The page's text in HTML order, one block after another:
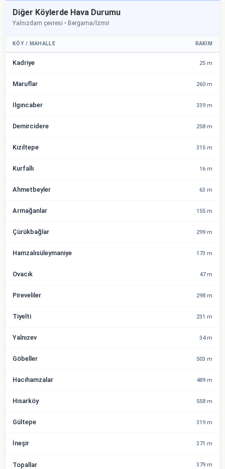
Diğer Köylerde Hava Durumu
Yalnızdam çevresi • Bergama/İzmir
KÖY / MAHALLE RAKIM
Kadriye 25 m
Maruflar 260 m
Ilgıncaber 339 m
Demircidere 258 m
Kızıltepe 315 m
Kurfallı 16 m
Ahmetbeyler 63 m
Armağanlar 155 m
Çürükbağlar 299 m
Hamzalısüleymaniye 173 m
Ovacık 47 m
Pireveliler 298 m
Tiyelti 231 m
Yalnızev 34 m
Göbeller 503 m
Hacıhamzalar 489 m
Hisarköy 558 m
Gültepe 319 m
İneşir 371 m
Topallar 379 m